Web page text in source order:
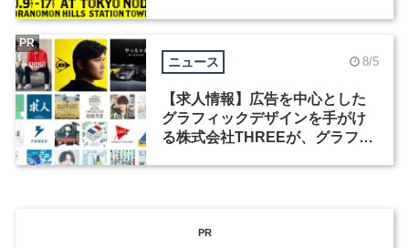
ニュース 8/5
【求人情報】広告を中心とした
グラフィックデザインを手がけ
る株式会社THREEが、グラフィ
PR
PR